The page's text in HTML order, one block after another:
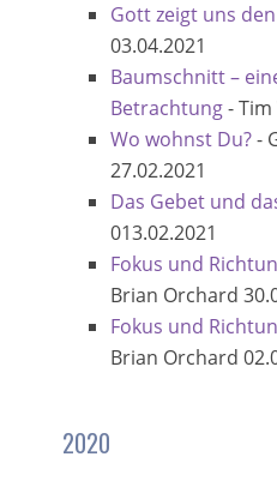
Gott zeigt uns
03.04.2021
Baumschnitt –
Betrachtung-
Wo wohnst Du?-
27.02.2021
Das Gebet und
013.02.2021
Fokus und
Brian Orchard
Fokus und
Brian Orchard
2020